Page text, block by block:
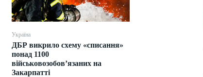
Україна
ДБР викрило схему «списання»
понад 1100
військовозобов’язаних на
Закарпатті